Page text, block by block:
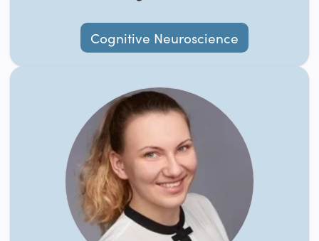
Cognitive Neuroscience